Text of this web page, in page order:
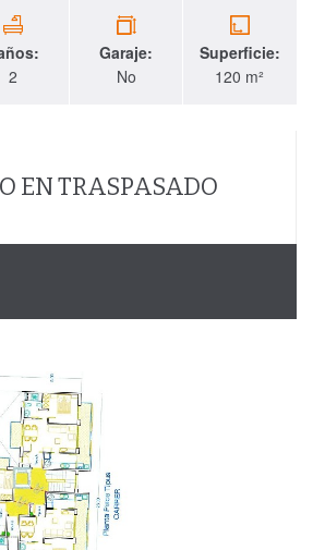
2
Garaje:
No
Superficie:
120 m²
EN TRASPASADO